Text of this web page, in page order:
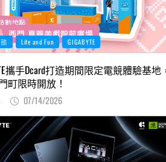
Life and Fun GIGABYTE
攜手Dcard打造期間限定電競體驗基地
町限時開放！
07/14/2026